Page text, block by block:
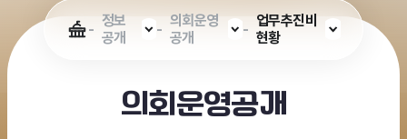
정보
공개
의회운영
공개
업무추진비
현황
의회운영공개